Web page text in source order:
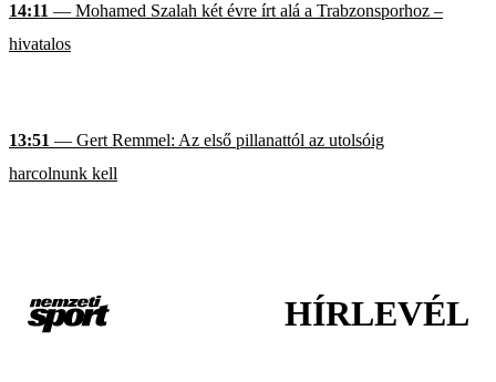
14:11 — Mohamed Szalah két évre írt alá a Trabzonsporhoz –
hivatalos
13:51 — Gert Remmel: Az első pillanattól az utolsóig
harcolnunk kell
HÍRLEVÉL